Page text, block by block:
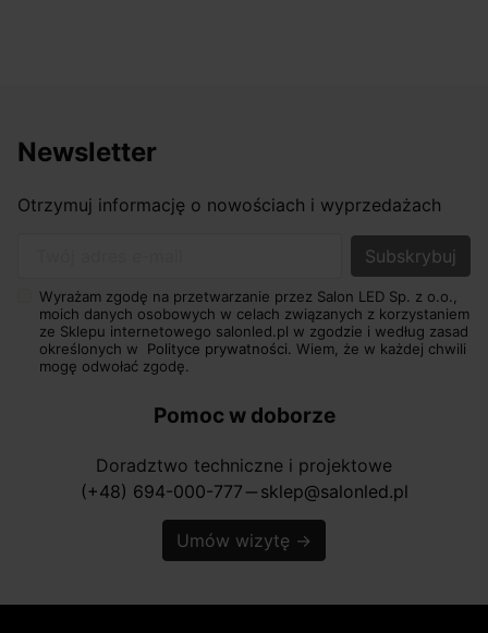
Newsletter
Otrzymuj informację o nowościach i wyprzedażach
Wyrażam zgodę na przetwarzanie przez Salon LED Sp. z o.o.,
moich danych osobowych w celach związanych z korzystaniem
ze Sklepu internetowego salonled.pl w zgodzie i według zasad
określonych w Polityce prywatności. Wiem, że w każdej chwili
mogę odwołać zgodę.
Pomoc w doborze
Doradztwo techniczne i projektowe
(+48) 694-000-777 horizontal_rule sklep@salonled.pl
Umów wizytę →